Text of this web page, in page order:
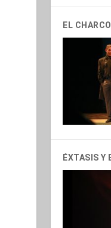
EL
ÉXTASIS Y